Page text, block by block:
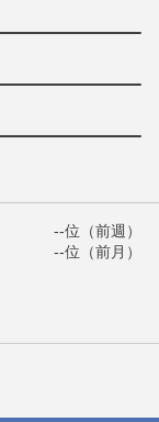
--位（前週）
--位（前月）